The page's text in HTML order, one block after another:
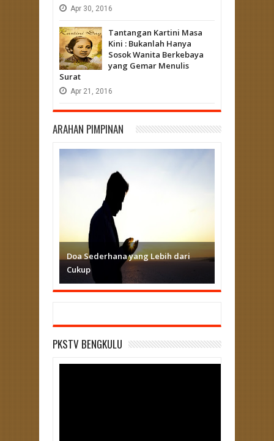
Apr 30, 2016
Tantangan Kartini Masa
Kini : Bukanlah Hanya
Sosok Wanita Berkebaya
yang Gemar Menulis
Surat
Apr 21, 2016
ARAHAN PIMPINAN
Doa Sederhana yang Lebih dari
Cukup
PKSTV BENGKULU